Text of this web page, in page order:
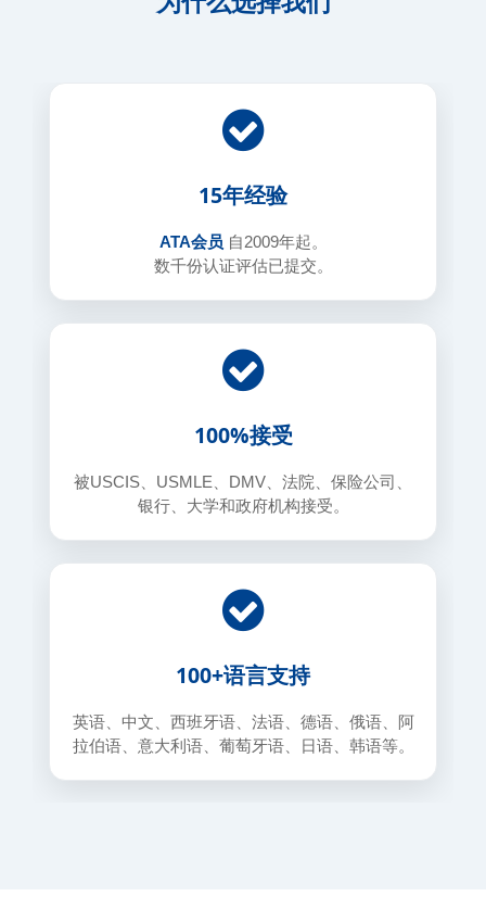
15年经验
ATA会员 自2009年起。
数千份认证评估已提交。
100%接受
被USCIS、USMLE、DMV、法院、保险公司、
银行、大学和政府机构接受。
100+语言支持
英语、中文、西班牙语、法语、德语、俄语、阿
拉伯语、意大利语、葡萄牙语、日语、韩语等。